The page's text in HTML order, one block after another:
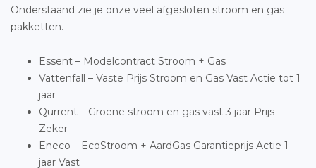
Onderstaand zie je onze veel afgesloten stroom en gas
pakketten.
Essent – Modelcontract Stroom + Gas
Vattenfall – Vaste Prijs Stroom en Gas Vast Actie tot 1
jaar
Qurrent – Groene stroom en gas vast 3 jaar Prijs
Zeker
Eneco – EcoStroom + AardGas Garantieprijs Actie 1
jaar Vast